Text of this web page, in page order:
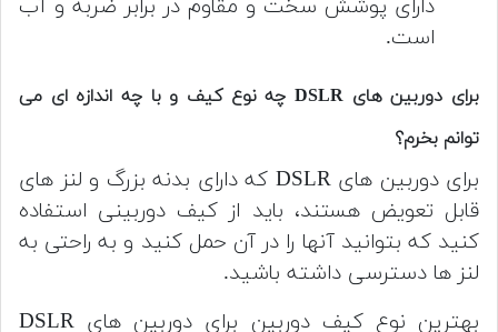
دارای پوشش سخت و مقاوم در برابر ضربه و آب
است.
برای دوربین های DSLR چه نوع کیف و با چه اندازه ای می
توانم بخرم؟
برای دوربین های DSLR که دارای بدنه بزرگ و لنز های
قابل تعویض هستند، باید از کیف دوربینی استفاده
کنید که بتوانید آنها را در آن حمل کنید و به راحتی به
لنز ها دسترسی داشته باشید.
بهترین نوع کیف دوربین برای دوربین های DSLR